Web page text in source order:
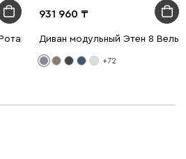
931 960
Диван модульный Этен 8
+72